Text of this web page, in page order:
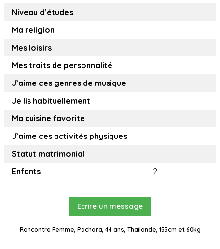
Niveau d’études
Ma religion
Mes loisirs
Mes traits de personnalité
J’aime ces genres de musique
Je lis habituellement
Ma cuisine favorite
J’aime ces activités physiques
Statut matrimonial
Enfants
2
Ecrire un message
Rencontre Femme, Pachara, 44 ans, Thaïlande, 155cm et 60kg